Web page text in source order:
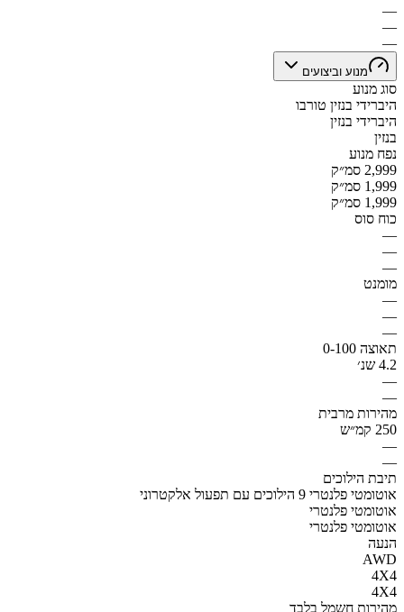
—
—
—
מנוע וביצועים
סוג מנוע
היברידי בנזין טורבו
היברידי בנזין
בנזין
נפח מנוע
2,999 סמ״ק
1,999 סמ״ק
1,999 סמ״ק
כוח סוס
—
—
—
מומנט
—
—
—
תאוצה 0-100
4.2 שנ׳
—
—
מהירות מרבית
250 קמ״ש
—
—
תיבת הילוכים
אוטומטי פלנטרי 9 הילוכים עם תפעול אלקטרוני
אוטומטי פלנטרי
אוטומטי פלנטרי
הנעה
AWD
4X4
4X4
מהירות חשמל בלבד